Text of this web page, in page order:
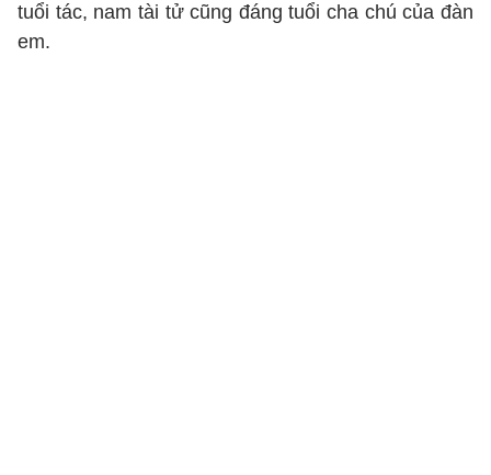
tuổi tác, nam tài tử cũng đáng tuổi cha chú của đàn
em.